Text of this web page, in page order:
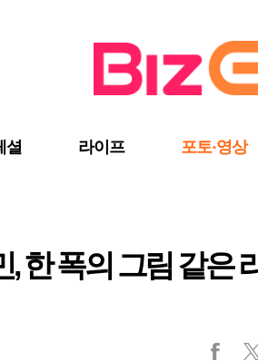
셜 라이프 포토·영상
, 한 폭의 그림 같은